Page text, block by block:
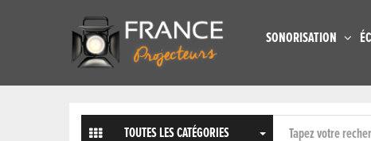
SONORISATION
TOUTES LES CATÉGORIES